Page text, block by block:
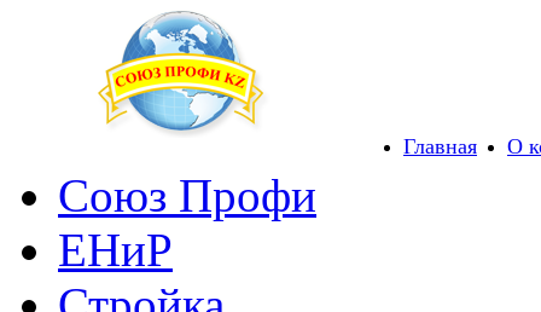
Главная О
Союз Профи
ЕНиР